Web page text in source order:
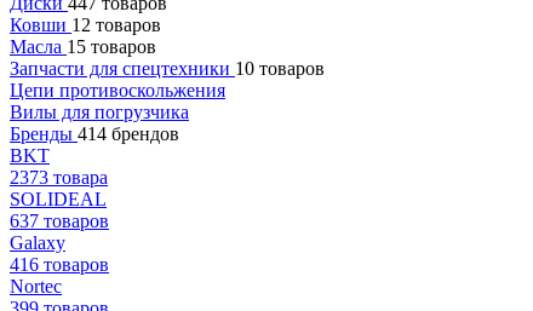
Ковши 12 товаров
Масла 15 товаров
Запчасти для спецтехники 10 товаров
Цепи противоскольжения
Вилы для погрузчика
Бренды 414 брендов
BKT
2373 товара
SOLIDEAL
637 товаров
Galaxy
416 товаров
Nortec